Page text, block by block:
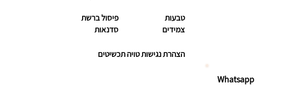
Whatsapp
פיסול ברשת
טבעות
סדנאות
צמידים
הצהרת נגישות טויה תכשיטים